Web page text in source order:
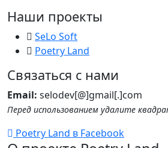
Наши проекты
SeLo Soft
Poetry Land
Связаться с нами
Email: selodev[@]gmail[.]com
Перед использованием удалите
Poetry Land в Facebook